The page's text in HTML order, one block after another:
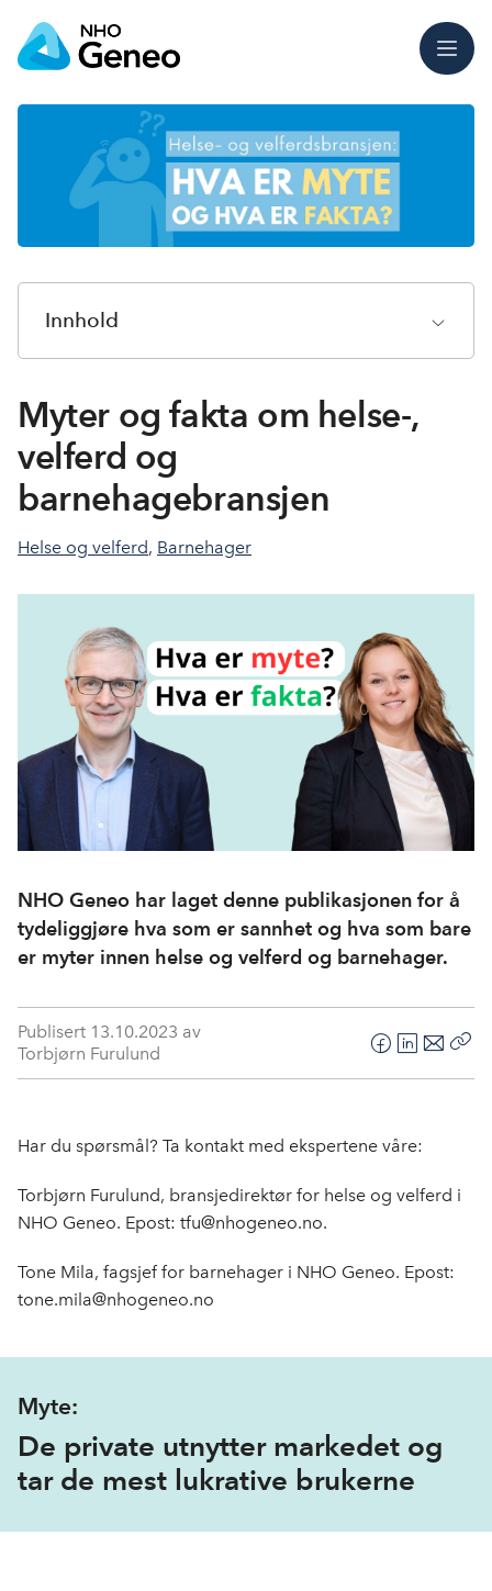
Meny
Innhold
Myter og fakta om helse-,
velferd og
barnehagebransjen
Helse og velferd, Barnehager
NHO Geneo har laget denne publikasjonen for å
tydeliggjøre hva som er sannhet og hva som bare
er myter innen helse og velferd og barnehager.
Publisert 13.10.2023 av
Torbjørn Furulund
F
a
L
i
E
-
t
Har du spørsmål? Ta kontakt med ekspertene våre:
Torbjørn Furulund, bransjedirektør for helse og velferd i
NHO Geneo. Epost: tfu@nhogeneo.no.
Tone Mila, fagsjef for barnehager i NHO Geneo. Epost:
tone.mila@nhogeneo.no
Myte:
De private utnytter markedet og
tar de mest lukrative brukerne